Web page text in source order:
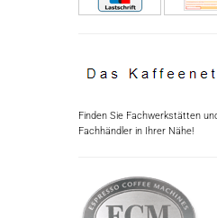
Finden Sie Fachwerkstätten
Fachhändler in Ihrer Nähe!